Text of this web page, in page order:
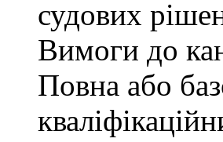
судових
Вимоги до
Повна або